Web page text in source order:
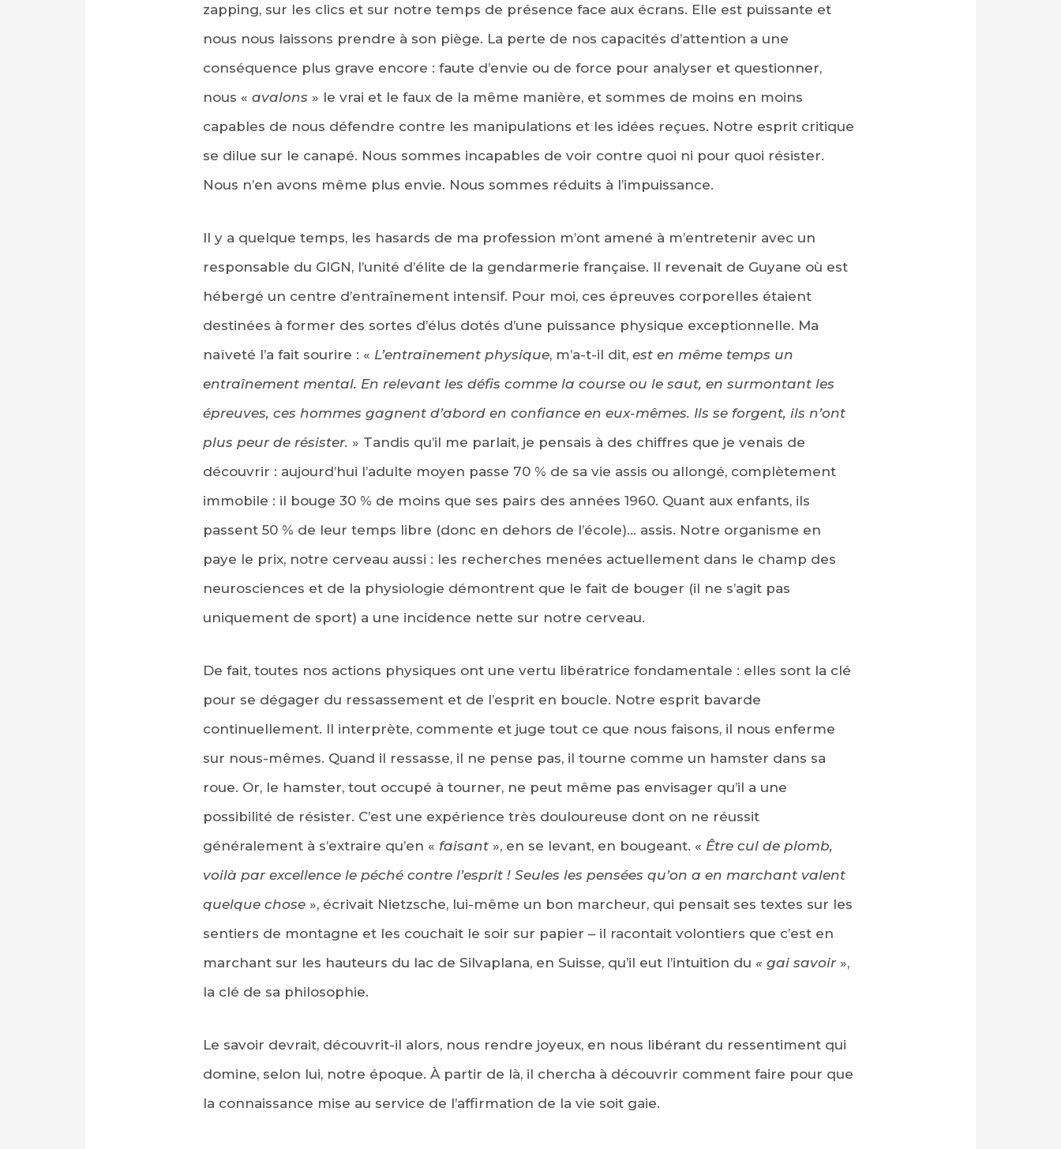
zapping, sur les clics et sur notre temps de présence face aux écrans. Elle est puissante et
nous nous laissons prendre à son piège. La perte de nos capacités d’attention a une
conséquence plus grave encore : faute d’envie ou de force pour analyser et questionner,
nous « avalons » le vrai et le faux de la même manière, et sommes de moins en moins
capables de nous défendre contre les manipulations et les idées reçues. Notre esprit critique
se dilue sur le canapé. Nous sommes incapables de voir contre quoi ni pour quoi résister.
Nous n’en avons même plus envie. Nous sommes réduits à l’impuissance.
Il y a quelque temps, les hasards de ma profession m’ont amené à m’entretenir avec un
responsable du GIGN, l’unité d’élite de la gendarmerie française. Il revenait de Guyane où est
hébergé un centre d’entraînement intensif. Pour moi, ces épreuves corporelles étaient
destinées à former des sortes d’élus dotés d’une puissance physique exceptionnelle. Ma
naïveté l’a fait sourire : « L’entraînement physique, m’a-t-il dit, est en même temps un
entraînement mental. En relevant les défis comme la course ou le saut, en surmontant les
épreuves, ces hommes gagnent d’abord en confiance en eux-mêmes. Ils se forgent, ils n’ont
plus peur de résister. » Tandis qu’il me parlait, je pensais à des chiffres que je venais de
découvrir : aujourd’hui l’adulte moyen passe 70 % de sa vie assis ou allongé, complètement
immobile : il bouge 30 % de moins que ses pairs des années 1960. Quant aux enfants, ils
passent 50 % de leur temps libre (donc en dehors de l’école)… assis. Notre organisme en
paye le prix, notre cerveau aussi : les recherches menées actuellement dans le champ des
neurosciences et de la physiologie démontrent que le fait de bouger (il ne s’agit pas
uniquement de sport) a une incidence nette sur notre cerveau.
De fait, toutes nos actions physiques ont une vertu libératrice fondamentale : elles sont la clé
pour se dégager du ressassement et de l’esprit en boucle. Notre esprit bavarde
continuellement. Il interprète, commente et juge tout ce que nous faisons, il nous enferme
sur nous-mêmes. Quand il ressasse, il ne pense pas, il tourne comme un hamster dans sa
roue. Or, le hamster, tout occupé à tourner, ne peut même pas envisager qu’il a une
possibilité de résister. C’est une expérience très douloureuse dont on ne réussit
généralement à s’extraire qu’en « faisant», en se levant, en bougeant. « Être cul de plomb,
voilà par excellence le péché contre l’esprit ! Seules les pensées qu’on a en marchant valent
quelque chose», écrivait Nietzsche, lui-même un bon marcheur, qui pensait ses textes sur les
sentiers de montagne et les couchait le soir sur papier – il racontait volontiers que c’est en
marchant sur les hauteurs du lac de Silvaplana, en Suisse, qu’il eut l’intuition du « gai savoir»,
la clé de sa philosophie.
Le savoir devrait, découvrit-il alors, nous rendre joyeux, en nous libérant du ressentiment qui
domine, selon lui, notre époque. À partir de là, il chercha à découvrir comment faire pour que
la connaissance mise au service de l’affirmation de la vie soit gaie.